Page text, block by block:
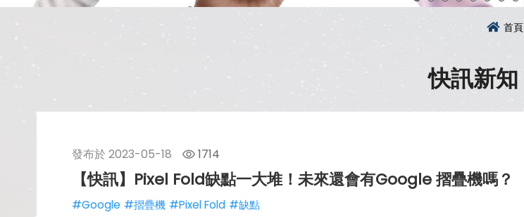
首頁
快訊新知
發布於 2023-05-18 1714
【快訊】Pixel Fold缺點一大堆！未來還會有Google 摺疊機嗎？
#Google #摺疊機 #Pixel Fold #缺點